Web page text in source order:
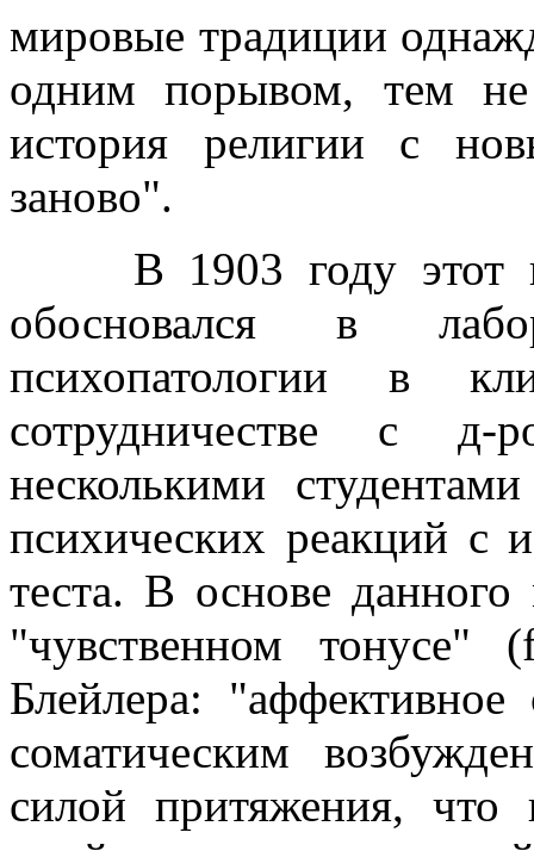
мировые традиции
одним порывом, тем
история религии с
заново".
В 1903 году этот
обосновался в
психопатологии в
сотрудничестве с
несколькими
психических реакций с
теста. В основе данного
"чувственном тонусе"
Блейлера:
соматическим
силой притяжения, что